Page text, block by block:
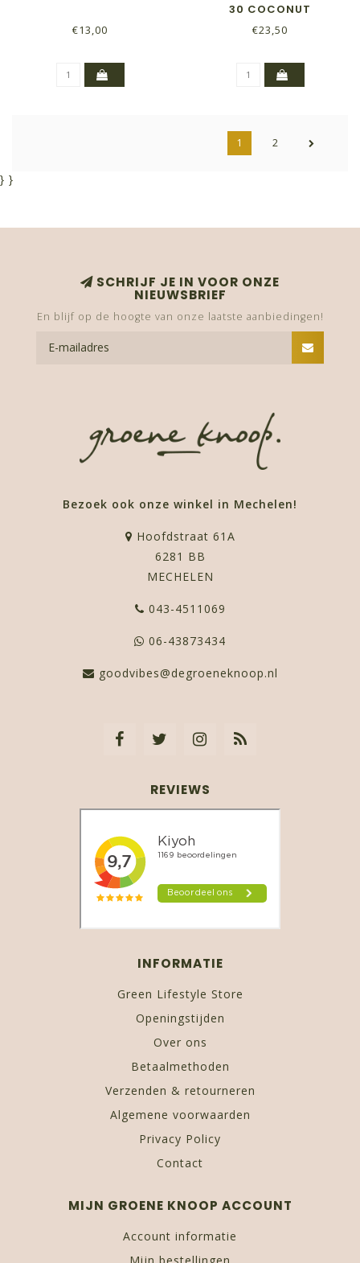
€13,00
30 COCONUT
€23,50
1 2
} }
SCHRIJF JE IN VOOR ONZE
NIEUWSBRIEF
En blijf op de hoogte van onze laatste aanbiedingen!
Bezoek ook onze winkel in Mechelen!
Hoofdstraat 61A
6281 BB
MECHELEN
043-4511069
06-43873434
goodvibes@degroeneknoop.nl
REVIEWS
INFORMATIE
Green Lifestyle Store
Openingstijden
Over ons
Betaalmethoden
Verzenden & retourneren
Algemene voorwaarden
Privacy Policy
Contact
MIJN GROENE KNOOP ACCOUNT
Account informatie
Mijn bestellingen